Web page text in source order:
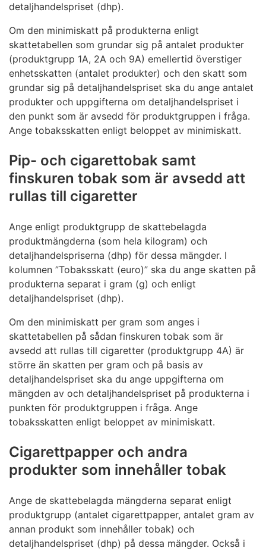
detaljhandelspriset (dhp).
Om den minimiskatt på produkterna enligt
skattetabellen som grundar sig på antalet produkter
(produktgrupp 1A, 2A och 9A) emellertid överstiger
enhetsskatten (antalet produkter) och den skatt som
grundar sig på detaljhandelspriset ska du ange antalet
produkter och uppgifterna om detaljhandelspriset i
den punkt som är avsedd för produktgruppen i fråga.
Ange tobaksskatten enligt beloppet av minimiskatt.
Pip- och cigarettobak samt
finskuren tobak som är avsedd att
rullas till cigaretter
Ange enligt produktgrupp de skattebelagda
produktmängderna (som hela kilogram) och
detaljhandelspriserna (dhp) för dessa mängder. I
kolumnen ”Tobaksskatt (euro)” ska du ange skatten på
produkterna separat i gram (g) och enligt
detaljhandelspriset (dhp).
Om den minimiskatt per gram som anges i
skattetabellen på sådan finskuren tobak som är
avsedd att rullas till cigaretter (produktgrupp 4A) är
större än skatten per gram och på basis av
detaljhandelspriset ska du ange uppgifterna om
mängden av och detaljhandelspriset på produkterna i
punkten för produktgruppen i fråga. Ange
tobaksskatten enligt beloppet av minimiskatt.
Cigarettpapper och andra
produkter som innehåller tobak
Ange de skattebelagda mängderna separat enligt
produktgrupp (antalet cigarettpapper, antalet gram av
annan produkt som innehåller tobak) och
detaljhandelspriset (dhp) på dessa mängder. Också i